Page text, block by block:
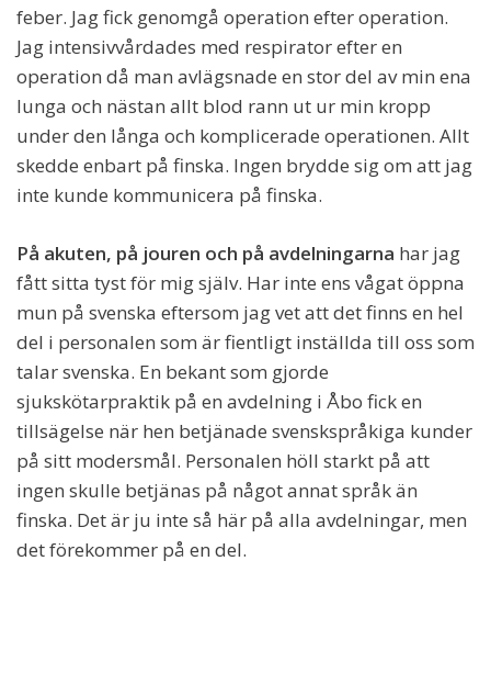
feber. Jag fick genomgå operation efter operation.
Jag intensivvårdades med respirator efter en
operation då man avlägsnade en stor del av min ena
lunga och nästan allt blod rann ut ur min kropp
under den långa och komplicerade operationen. Allt
skedde enbart på finska. Ingen brydde sig om att jag
inte kunde kommunicera på finska.
På akuten, på jouren och på avdelningarna har jag
fått sitta tyst för mig själv. Har inte ens vågat öppna
mun på svenska eftersom jag vet att det finns en hel
del i personalen som är fientligt inställda till oss som
talar svenska. En bekant som gjorde
sjukskötarpraktik på en avdelning i Åbo fick en
tillsägelse när hen betjänade svenskspråkiga kunder
på sitt modersmål. Personalen höll starkt på att
ingen skulle betjänas på något annat språk än
finska. Det är ju inte så här på alla avdelningar, men
det förekommer på en del.